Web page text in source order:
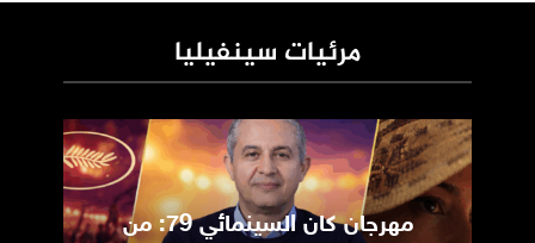
مرئيات سينفيليا
مهرجان كان السينمائي 79: من